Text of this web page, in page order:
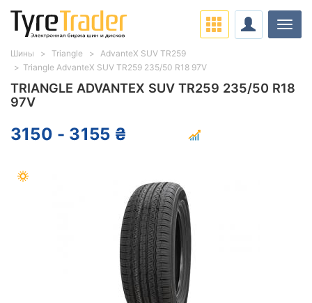
TRIANGLE ADVANTEX SUV TR259 235/50 R18
97V
3150 - 3155 ₴
Шины Triangle
AdvanteX SUV TR259
Triangle AdvanteX SUV TR259 235/50 R18 97V